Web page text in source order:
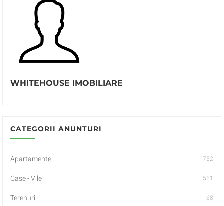
WHITEHOUSE IMOBILIARE
CATEGORII ANUNTURI
Apartamente 1752
Case - Vile 551
Terenuri 68